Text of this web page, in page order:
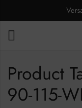
Product
90-115-